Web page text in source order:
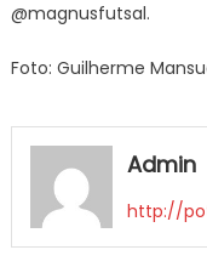
@magnusfutsal.
Foto: Guilherme
Admin
http://